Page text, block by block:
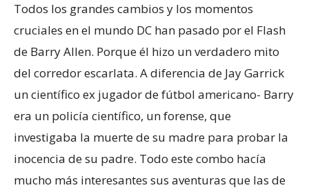
Todos los grandes cambios y los momentos
cruciales en el mundo DC han pasado por el Flash
de Barry Allen. Porque él hizo un verdadero mito
del corredor escarlata. A diferencia de Jay Garrick
un científico ex jugador de fútbol americano- Barry
era un policía científico, un forense, que
investigaba la muerte de su madre para probar la
inocencia de su padre. Todo este combo hacía
mucho más interesantes sus aventuras que las de